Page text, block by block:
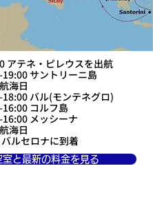
アテネ・ピレウスを出航
サントリーニ島
海日
バル(モンテネグロ)
コルフ島
メッシーナ
海日
ルセロナに到着
室と最新の料金を見る